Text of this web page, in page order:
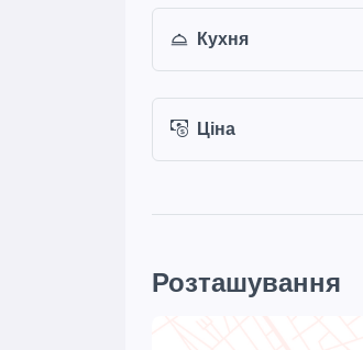
Кухня
Ціна
Розташування